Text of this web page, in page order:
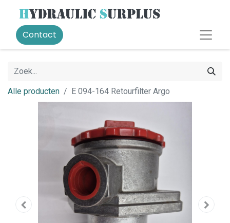
Contact
Alle producten E 094-164 Retourfilter Argo